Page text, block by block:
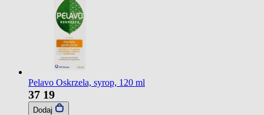
Pelavo Oskrzela, syrop, 120 ml
37 19
Dodaj